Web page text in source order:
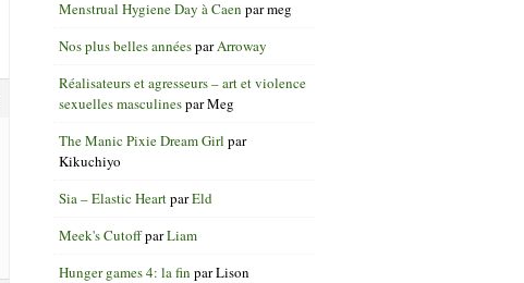
Menstrual Hygiene Day à Caen parmeg
Nos plus belles annéesparArroway
Réalisateurs et agresseurs – art et violence
sexuelles masculinesparMeg
The Manic Pixie Dream Girl par
Kikuchiyo
Sia – Elastic HeartparEld
Meek's CutoffparLiam
Hunger games 4: la fin parLison